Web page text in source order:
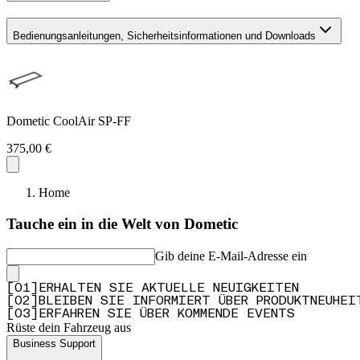
Bedienungsanleitungen, Sicherheitsinformationen und Downloads
Dometic CoolAir SP-FF
375,00 €
Home
Tauche ein in die Welt von Dometic
Gib deine E-Mail-Adresse ein
01
ERHALTEN SIE AKTUELLE NEUIGKEITEN
02
BLEIBEN SIE INFORMIERT ÜBER
03 ERFAHREN SIE ÜBER KOMMENDE EVENTS
Rüste dein Fahrzeug aus
Business Support